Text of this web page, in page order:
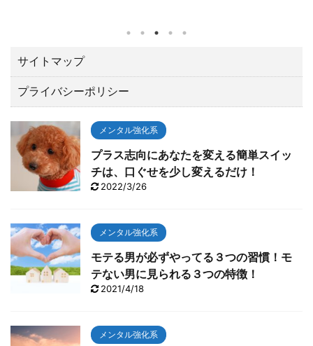
んと２億３００万円。日本ツアーと較べてひとケタ違
います。 最後の１８番ロングホールでは、２オンでワ
ンパットのイーグルで締める圧巻の終わり方でガッツ
ポーズ。 いやあカッコよすぎて「やったー！！」と思
わずTVに向って叫んでしまいました。 今回は、肝心な
とこ ...
サイトマップ
プライバシーポリシー
メンタル強化系
プラス志向にあなたを変える簡単スイッ
チは、口ぐせを少し変えるだけ！
2022/3/26
メンタル強化系
モテる男が必ずやってる３つの習慣！モ
テない男に見られる３つの特徴！
2021/4/18
メンタル強化系